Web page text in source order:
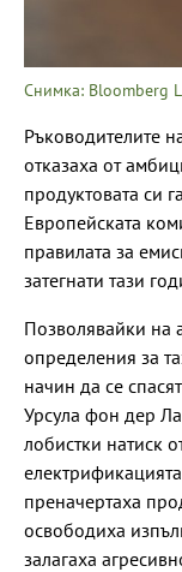
Снимка: Bloomberg
Ръководителите
отказаха от
продуктовата си
Европейската
правилата за
затегнати тази
Позволявайки на
определения за
начин да се
Урсула фон дер
лобистки натиск
преначертаха
освободиха
залагаха